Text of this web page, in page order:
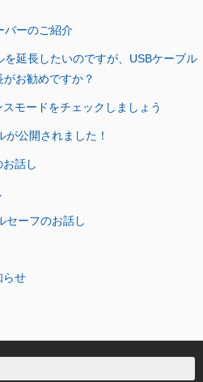
バーのご紹介
を延長したいのですが、USBケーブル
お勧めですか？
モードをチェックしましょう
公開されました！
話し
ーフのお話し
らせ